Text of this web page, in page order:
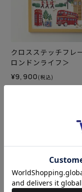
クロスステッチフレ
ロンドンライフ＞
¥9,900 (税込)
カ
生地